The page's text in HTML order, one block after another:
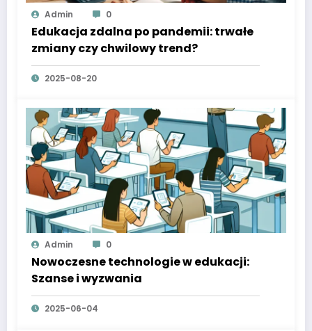
Admin 0
Edukacja zdalna po pandemii: trwałe
zmiany czy chwilowy trend?
2025-08-20
Admin 0
Nowoczesne technologie w edukacji:
Szanse i wyzwania
2025-06-04